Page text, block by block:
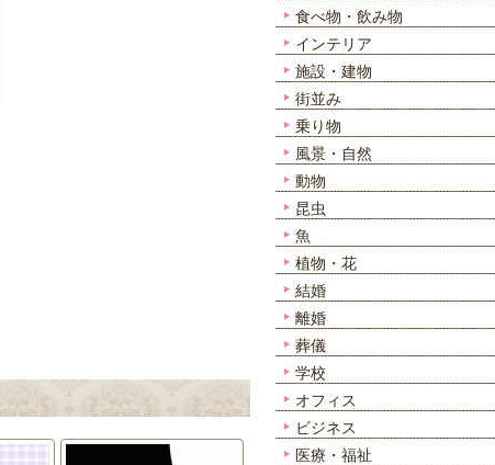
食べ物・飲み物
インテリア
施設・建物
街並み
乗り物
風景・自然
動物
昆虫
魚
植物・花
結婚
離婚
葬儀
学校
オフィス
ビジネス
医療・福祉